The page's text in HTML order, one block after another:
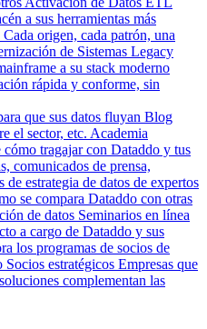
a sus herramientas más
Cada origen, cada patrón, una
de Sistemas Legacy
a su stack moderno
rápida y conforme, sin
que sus datos fluyan Blog
el sector, etc. Academia
tragajar con Dataddo y tus
comunicados de prensa,
estrategia de datos de expertos
se compara Dataddo con otras
de datos Seminarios en línea
a cargo de Dataddo y sus
los programas de socios de
Socios estratégicos Empresas que
complementan las